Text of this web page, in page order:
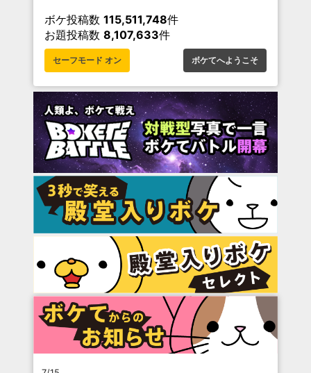
ボケ投稿数 115,511,748件
お題投稿数 8,107,633件
セーフモード オン ボケてへようこそ